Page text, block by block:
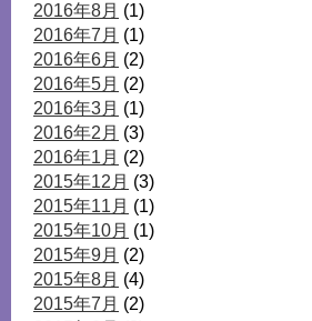
2016年8月 (1)
2016年7月 (1)
2016年6月 (2)
2016年5月 (2)
2016年3月 (1)
2016年2月 (3)
2016年1月 (2)
2015年12月 (3)
2015年11月 (1)
2015年10月 (1)
2015年9月 (2)
2015年8月 (4)
2015年7月 (2)